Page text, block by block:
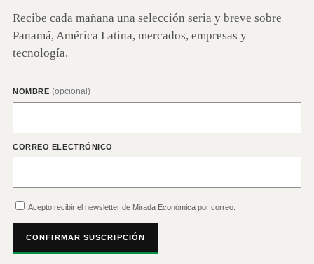
Recibe cada mañana una selección seria y breve sobre
Panamá, América Latina, mercados, empresas y
tecnología.
NOMBRE (opcional)
CORREO ELECTRÓNICO
Acepto recibir el newsletter de Mirada Económica por correo.
CONFIRMAR SUSCRIPCIÓN